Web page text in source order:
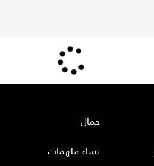
جمال
نساء ملهمات